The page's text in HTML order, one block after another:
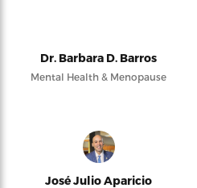
Dr. Barbara D. Barros
Mental Health & Menopause
José Julio Aparicio